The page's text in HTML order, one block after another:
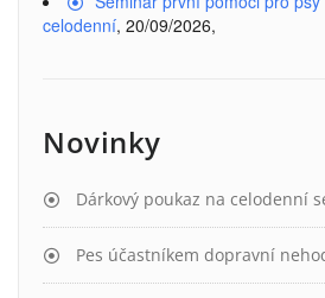
celodenní, 20/09/2026,
Novinky
Dárkový poukaz na celodenní
Pes účastníkem dopravní